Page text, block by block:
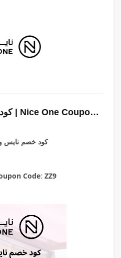
كود خصم نايس ون حصري | Nice One Coupon: ” ZZ9“
كود خصم نايس
Code: ZZ9